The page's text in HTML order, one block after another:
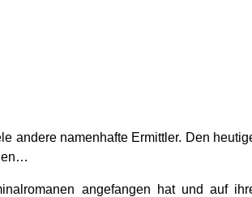
andere namenhafte Ermittler. Den
angefangen hat und auf